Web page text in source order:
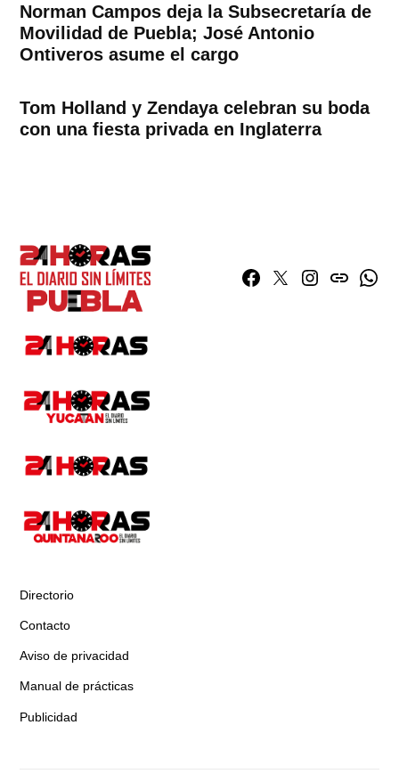
Norman Campos deja la Subsecretaría de
Movilidad de Puebla; José Antonio
Ontiveros asume el cargo
Tom Holland y Zendaya celebran su boda
con una fiesta privada en Inglaterra
Facebook
TwitterInstagram
issuu
Directorio
Contacto
Aviso de privacidad
Manual de prácticas
Publicidad